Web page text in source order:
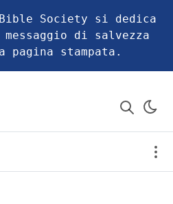
Society si dedica
di salvezza
stampata.